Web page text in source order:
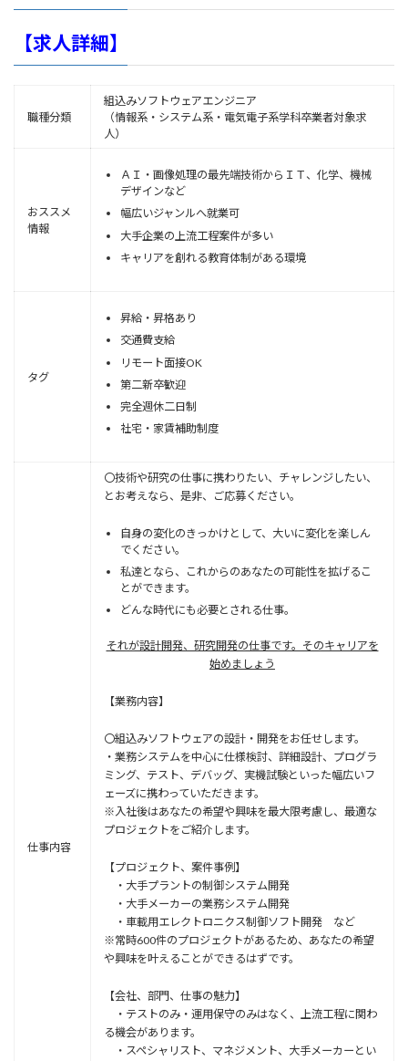
【求人詳細】
職種分類
組込みソフトウェアエンジニア
（情報系・システム系・電気電子系学科卒業者対象求
人）
おススメ
情報
ＡＩ・画像処理の最先端技術からＩＴ、化学、機械
デザインなど
幅広いジャンルへ就業可
大手企業の上流工程案件が多い
キャリアを創れる教育体制がある環境
タグ
昇給・昇格あり
交通費支給
リモート面接OK
第二新卒歓迎
完全週休二日制
社宅・家賃補助制度
仕事内容
〇技術や研究の仕事に携わりたい、チャレンジしたい、
とお考えなら、是非、ご応募ください。
自身の変化のきっかけとして、大いに変化を楽しん
でください。
私達となら、これからのあなたの可能性を拡げるこ
とができます。
どんな時代にも必要とされる仕事。
それが設計開発、研究開発の仕事です。そのキャリアを
始めましょう
【業務内容】
〇組込みソフトウェアの設計・開発をお任せします。
・業務システムを中心に仕様検討、詳細設計、プログラ
ミング、テスト、デバッグ、実機試験といった幅広いフ
ェーズに携わっていただきます。
※⼊社後はあなたの希望や興味を最⼤限考慮し、最適な
プロジェクトをご紹介します。
【プロジェクト、案件事例】
・⼤⼿プラントの制御システム開発
・⼤⼿メーカーの業務システム開発
・⾞載⽤エレクトロニクス制御ソフト開発 など
※常時600件のプロジェクトがあるため、あなたの希望
や興味を叶えることができるはずです。
【会社、部門、仕事の魅力】
・テストのみ・運⽤保守のみはなく、上流⼯程に関わ
る機会があります。
・スペシャリスト、マネジメント、大手メーカーとい